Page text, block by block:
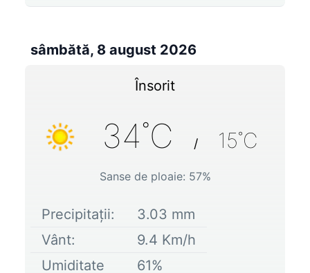
sâmbătă, 8 august 2026
Însorit
34˚C / 15˚C
Sanse de ploaie: 57%
Precipitații: 3.03 mm
Vânt:
9.4 Km/h
Umiditate
61%